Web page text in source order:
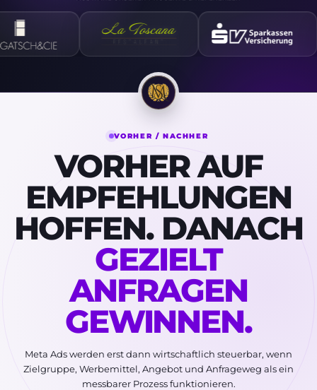
VORHER / NACHHER
VORHER AUF
EMPFEHLUNGEN
HOFFEN. DANACH
GEZIELT
ANFRAGEN
GEWINNEN.
Meta Ads werden erst dann wirtschaftlich steuerbar, wenn
Zielgruppe, Werbemittel, Angebot und Anfrageweg als ein
messbarer Prozess funktionieren.